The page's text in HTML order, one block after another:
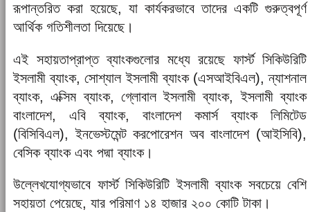
রূপান্তরিত করা হয়েছে, যা কার্যকরভাবে তাদের একটি গুরুত্বপূর্ণ
আর্থিক গতিশীলতা দিয়েছে।
এই সহায়তাপ্রাপ্ত ব্যাংকগুলোর মধ্যে রয়েছে ফার্স্ট সিকিউরিটি
ইসলামী ব্যাংক, সোশ্যাল ইসলামী ব্যাংক (এসআইবিএল), ন্যাশনাল
ব্যাংক, এক্সিম ব্যাংক, গ্লোবাল ইসলামী ব্যাংক, ইসলামী ব্যাংক
বাংলাদেশ, এবি ব্যাংক, বাংলাদেশ কমার্স ব্যাংক লিমিটেড
(বিসিবিএল), ইনভেস্টমেন্ট করপোরেশন অব বাংলাদেশ (আইসিবি),
বেসিক ব্যাংক এবং পদ্মা ব্যাংক।
উল্লেখযোগ্যভাবে ফার্স্ট সিকিউরিটি ইসলামী ব্যাংক সবচেয়ে বেশি
সহায়তা পেয়েছে, যার পরিমাণ ১৪ হাজার ২০০ কোটি টাকা।